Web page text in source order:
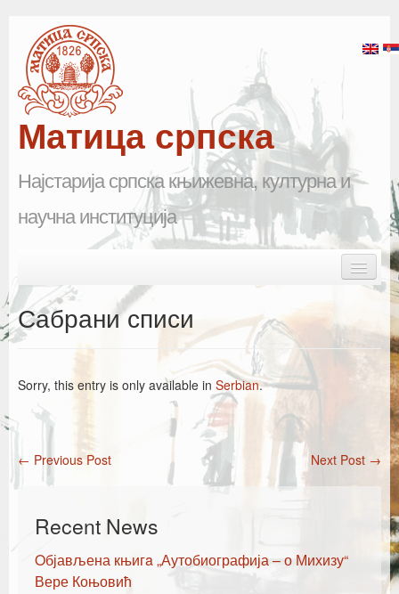
Матица српска
Најстарија српска књижевна, културна и
научна институција
Почетна
Матица српска
Летопис Матице српске
Гласник Матице српске
Најаве
Сабрани списи
Sorry, this entry is only available in Serbian.
Post navigation
Next Post →
← Previous Post
Recent News
Oбјављена књигa „Аутобиографија – о Михизу“
Вере Коњовић